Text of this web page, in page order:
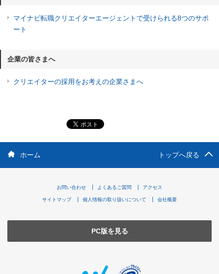
マイナビ転職クリエイターエージェントで受けられる8つのサポ
ート
企業の皆さまへ
クリエイターの採用をお考えの企業さまへ
ホーム トップへ戻る
お問い合わせ よくあるご質問 アクセス
サイトマップ 個人情報の取り扱いについて 会社概要
PC版を見る